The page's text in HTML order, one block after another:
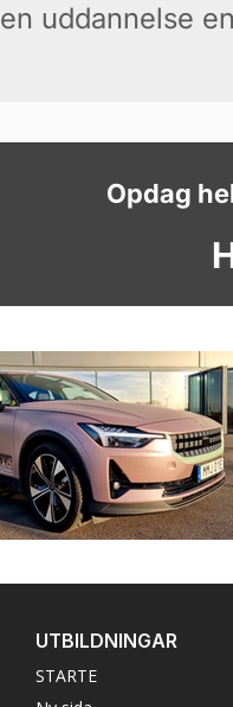
uddannelse
Opdag
UTBILDNINGAR
STARTE